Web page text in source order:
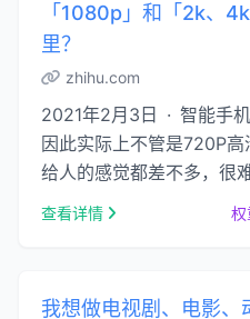
「1080p」和「2k、
里？
zhihu.com
2021年2月3日 · 智能手
因此实际上不管是720P高
给人的感觉都差不多，很
方法或者一些颜色层次特
查看详情 权
我想做电视剧、电影、